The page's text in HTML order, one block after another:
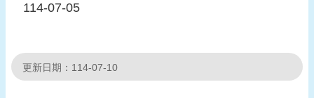
114-07-05
更新日期：114-07-10